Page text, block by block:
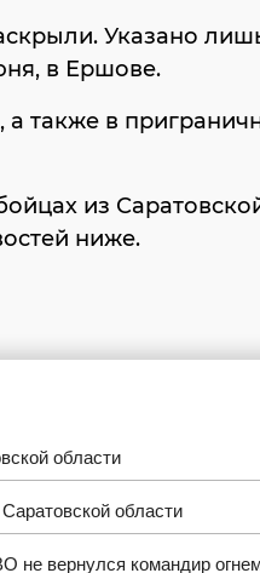
Указано
в Ершове.
а также в
из
ниже.
области
области
вернулся командир